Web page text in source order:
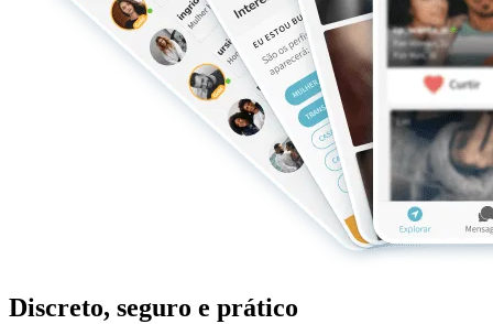
Discreto, seguro e prático